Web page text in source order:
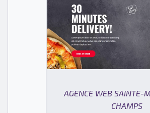
AGENCE WEB SAINTE-
CHAMPS